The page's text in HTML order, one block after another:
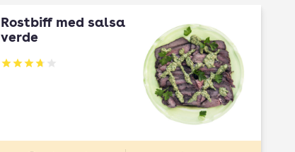
Rostbiff med salsa
verde
Betyg: 3.7 av 5